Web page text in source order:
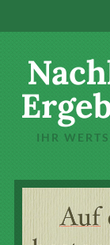
IHR